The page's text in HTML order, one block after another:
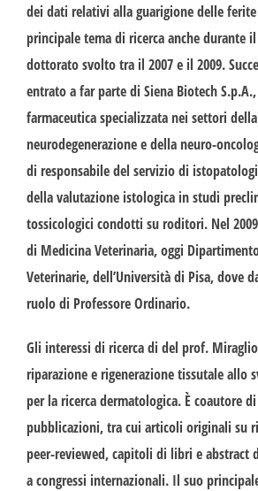
dei dati relativi alla guarigione delle
principale tema di ricerca anche durante
dottorato svolto tra il 2007 e il 2009.
entrato a far parte di Siena Biotech S.p.A.,
farmaceutica specializzata nei settori della
neurodegenerazione e della neuro-
di responsabile del servizio di
della valutazione istologica in studi
tossicologici condotti su roditori. Nel
di Medicina Veterinaria, oggi
Veterinarie, dell’Università di Pisa, dove
ruolo di Professore Ordinario.
Gli interessi di ricerca di del prof.
riparazione e rigenerazione tissutale allo
per la ricerca dermatologica. È coautore
pubblicazioni, tra cui articoli originali su
peer-reviewed, capitoli di libri e abstract
a congressi internazionali. Il suo